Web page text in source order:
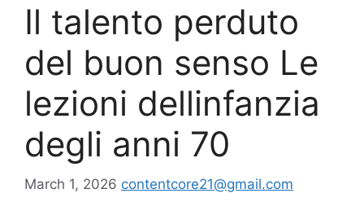
Il talento perduto
del buon senso Le
lezioni dellinfanzia
degli anni 70
March 1, 2026 contentcore21@gmail.com